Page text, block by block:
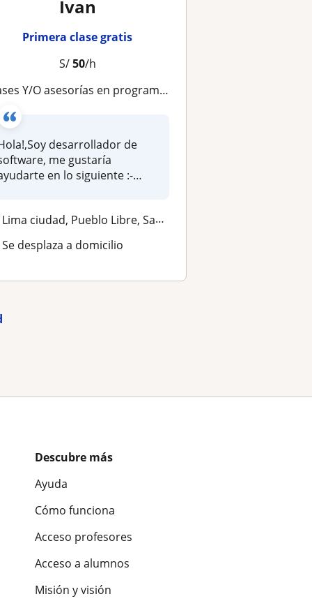
Ivan
Primera clase gratis
S/50/h
Y/O asesorías en programación y desarrollo de software
desarrollador de
me gustaría
en lo siguiente :-
Lima ciudad, Pueblo Libre, San Miguel
Se desplaza a domicilio
Descubre más
Ayuda
Cómo funciona
Acceso profesores
Acceso a alumnos
Misión y visión